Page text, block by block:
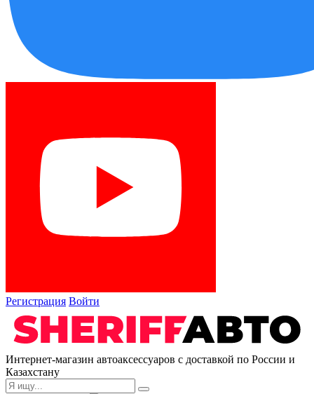
Регистрация Войти
Интернет-магазин автоаксессуаров с доставкой по России и
Казахстану